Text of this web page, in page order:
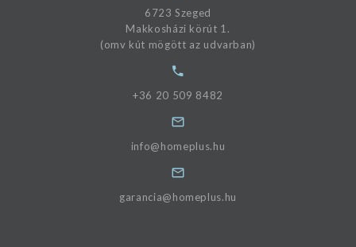
6723 Szeged
Makkosházi körút 1.
(omv kút mögött az udvarban)
+36 20 509 8482
info@homeplus.hu
garancia@homeplus.hu